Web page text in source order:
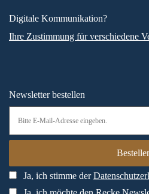
Digitale Kommunikation?
Ihre Zustimmung für verschiedene
Newsletter bestellen
Ja, ich stimme der